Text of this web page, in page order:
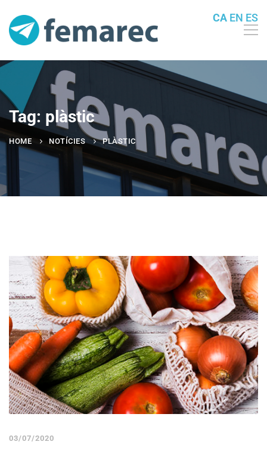
Tag: plàstic
HOME NOTÍCIES PLÀSTIC
03/07/2020
CA EN ES